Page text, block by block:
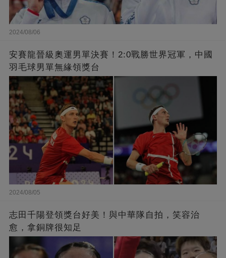
2024/08/06
安賽龍晉級奧運男單決賽！2:0戰勝世界冠軍，中國
羽毛球男單無緣領獎台
2024/08/05
志田千陽登領獎台好美！與中華隊自拍，笑容治
愈，拿銅牌很知足